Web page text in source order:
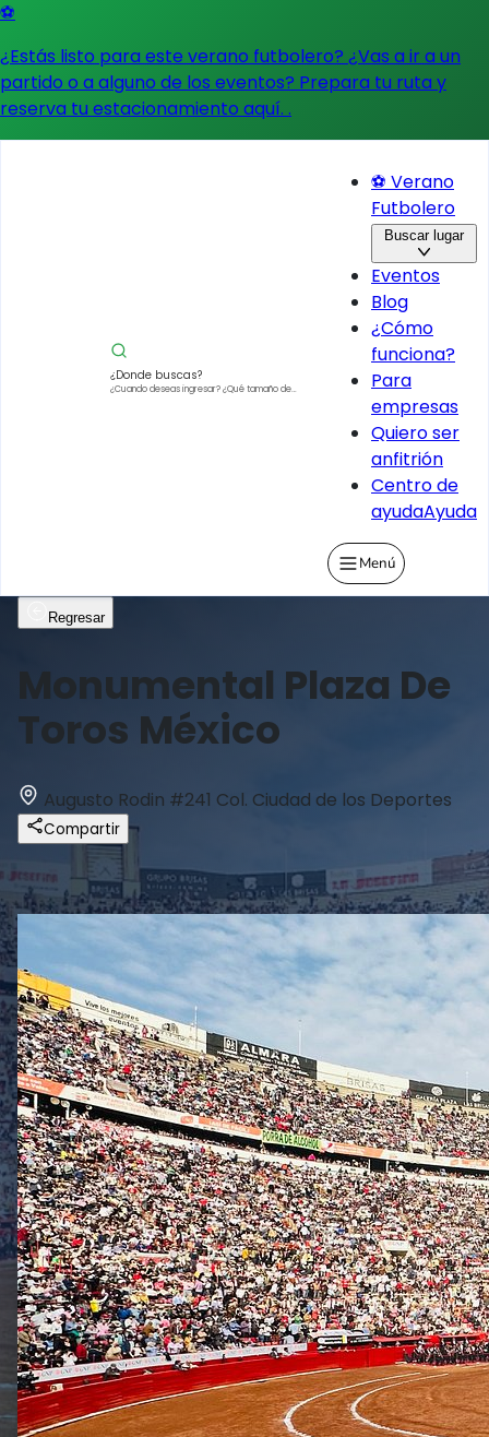
⚽
¿Estás listo para este verano futbolero? ¿Vas a ir a un
partido o a alguno de los eventos? Prepara tu ruta y
reserva tu estacionamiento aquí. .
¿Donde buscas?
¿Cuando deseas ingresar?¿Qué tamaño de
⚽ Verano
Futbolero
Buscar lugar
Eventos
Blog
¿Cómo
funciona?
Para
empresas
Quiero ser
anfitrión
Centro de
ayudaAyuda
Menú
Regresar
Monumental Plaza De
Toros México
Augusto Rodin #241 Col. Ciudad de los Deportes
Compartir